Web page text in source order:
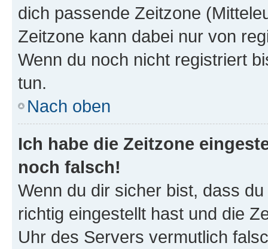
dich passende Zeitzone
Zeitzone kann dabei nur von
Wenn du noch nicht registriert
tun.
Nach oben
Ich habe die Zeitzone
noch falsch!
Wenn du dir sicher bist, dass
richtig eingestellt hast und die
Uhr des Servers vermutlich